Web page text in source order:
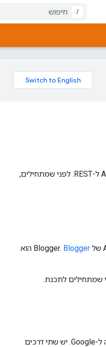
/
באמצעות ה-API של Blogger אפשר לשלב תוכן מ-Blogger באפליקציה באמצעות ממשקי API ל-REST. לפני שמתחילים,
Blogger
הוא
שמתחילים לתכנת.
כל בקשה שהאפליקציה שלך שולחת לממשקי ה-API של Blogger צריכה לזהות את האפליקציה ל-Google. יש שתי דרכים